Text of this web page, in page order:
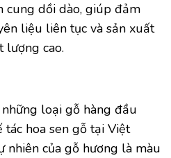
cung dồi dào, giúp đảm
liệu liên tục và sản xuất
lượng cao.
loại gỗ hàng đầu
hoa sen gỗ tại Việt
nhiên của gỗ hương là màu